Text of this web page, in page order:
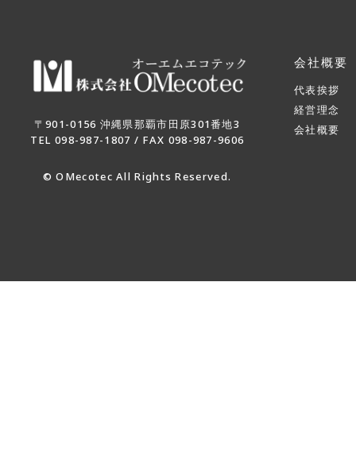
〒901-0156 沖縄県那覇市田原301番地3
TEL 098-987-1807 / FAX 098-987-9606
© OMecotec All Rights Reserved.
会社概要
代表挨拶
経営理念
会社概要